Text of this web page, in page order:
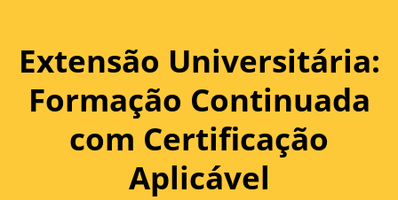
Extensão Universitária:
Formação Continuada
com Certificação
Aplicável